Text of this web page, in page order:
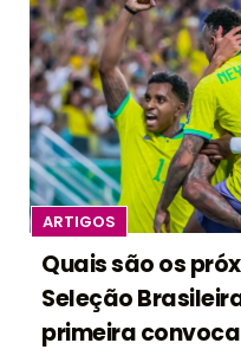
ARTIGOS
Quais são os
Seleção
primeira